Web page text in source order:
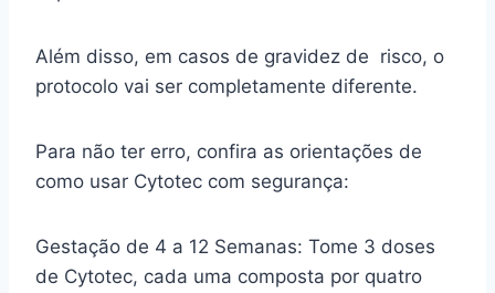
Além disso, em casos de gravidez de risco, o
protocolo vai ser completamente diferente.
Para não ter erro, confira as orientações de
como usar Cytotec com segurança:
Gestação de 4 a 12 Semanas: Tome 3 doses
de Cytotec, cada uma composta por quatro